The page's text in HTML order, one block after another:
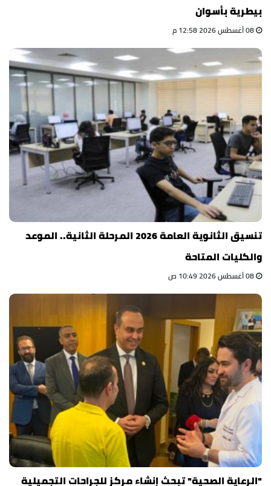
بيطرية بأسوان
تنسيق الثانوية العامة 2026 المرحلة الثانية.. الموعد
والكليات المتاحة
"الرعاية الصحية" تبحث إنشاء مركز للجراحات التجميلية